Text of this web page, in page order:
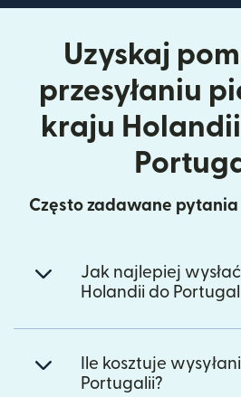
Uzyskaj
przesyłaniu
kraju
Często zadawane
Jak najlepiej
Holandii do
Ile kosztuje
Portugalii?